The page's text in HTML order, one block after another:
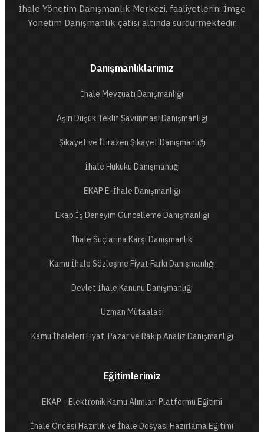
İhale Yönetim Danışmanlık Merkezi, faaliyetlerini İmge
Yönetim Danışmanlık çatısı altında sürdürmektedir.
Danışmanlıklarımız
İhale Mevzuatı Danışmanlığı
Aşırı Düşük Teklif Savunması Danışmanlığı
Şikayet ve İtirazen Şikayet Danışmanlığı
İhale Hukuku Danışmanlığı
EKAP E-İhale Danışmanlığı
Ekap İş Deneyim Güncelleme Danışmanlığı
İhale Suçlarına Karşı Danışmanlık
Kamu İhale Sözleşme Fiyat Farkı Danışmanlığı
Devlet İhale Kanunu Danışmanlığı
Uzman Mütaalası
Kamu İhaleleri Fiyat, Pazar ve Rakip Analiz Danışmanlığı
Eğitimlerimiz
EKAP - Elektronik Kamu Alımları Platformu Eğitimi
İhale Öncesi Hazırlık ve İhale Dosyası Hazırlama Eğitimi